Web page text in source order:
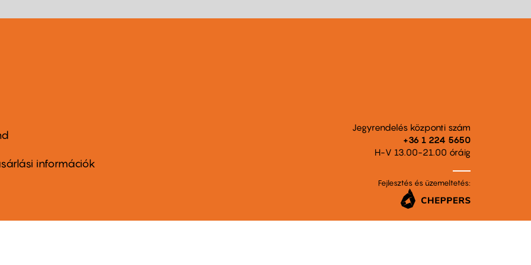
információk
Jegyrendelés központi szám
+36 1 224 5650
H-V 13.00-21.00 óráig
Fejlesztés és üzemeltetés: